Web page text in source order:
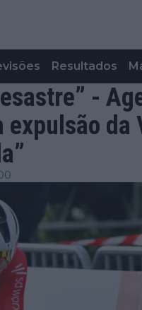
Resultados
-
expulsão da